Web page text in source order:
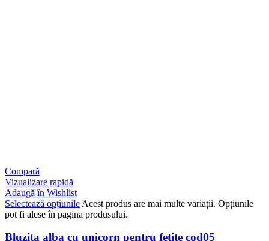
Compară
Vizualizare rapidă
Adaugă în Wishlist
Selectează opțiunile Acest produs are mai multe variații. Opțiunile
pot fi alese în pagina produsului.
Bluzita alba cu unicorn pentru fetite cod05